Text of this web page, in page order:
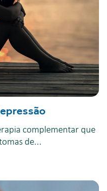
complementar que
de...